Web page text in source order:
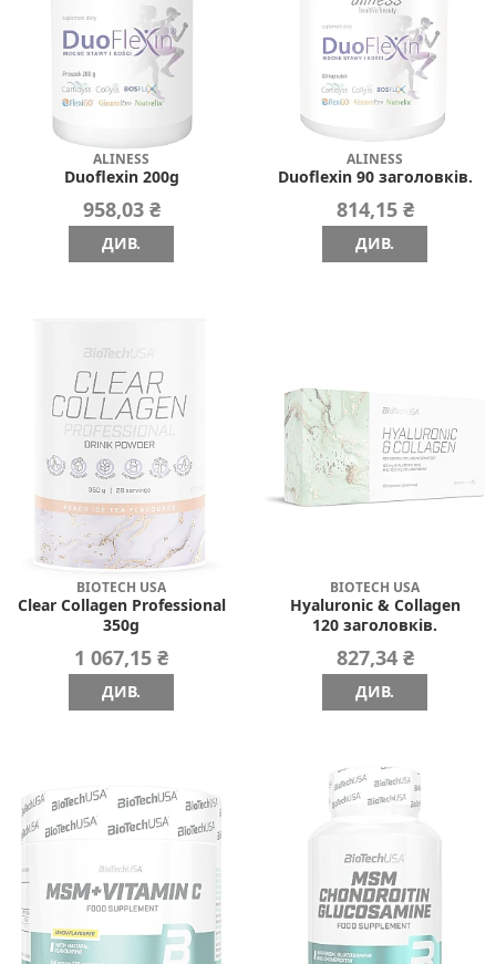
ALINESS
Duoflexin 200g
958,03 ₴
ДИВ.
ALINESS
Duoflexin 90 заголовків.
814,15 ₴
ДИВ.
BIOTECH USA
Clear Collagen Professional
350g
1 067,15 ₴
ДИВ.
BIOTECH USA
Hyaluronic & Collagen
120 заголовків.
827,34 ₴
ДИВ.